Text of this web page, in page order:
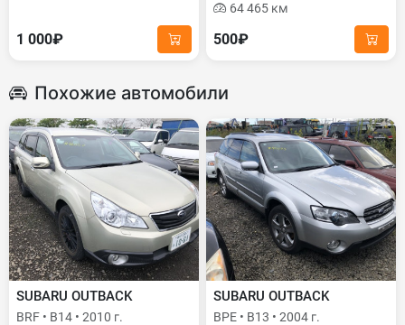
1 000₽
64 465 км
500₽
Похожие автомобили
SUBARU OUTBACK
BRF • B14 • 2010 г.
SUBARU OUTBACK
BPE • B13 • 2004 г.